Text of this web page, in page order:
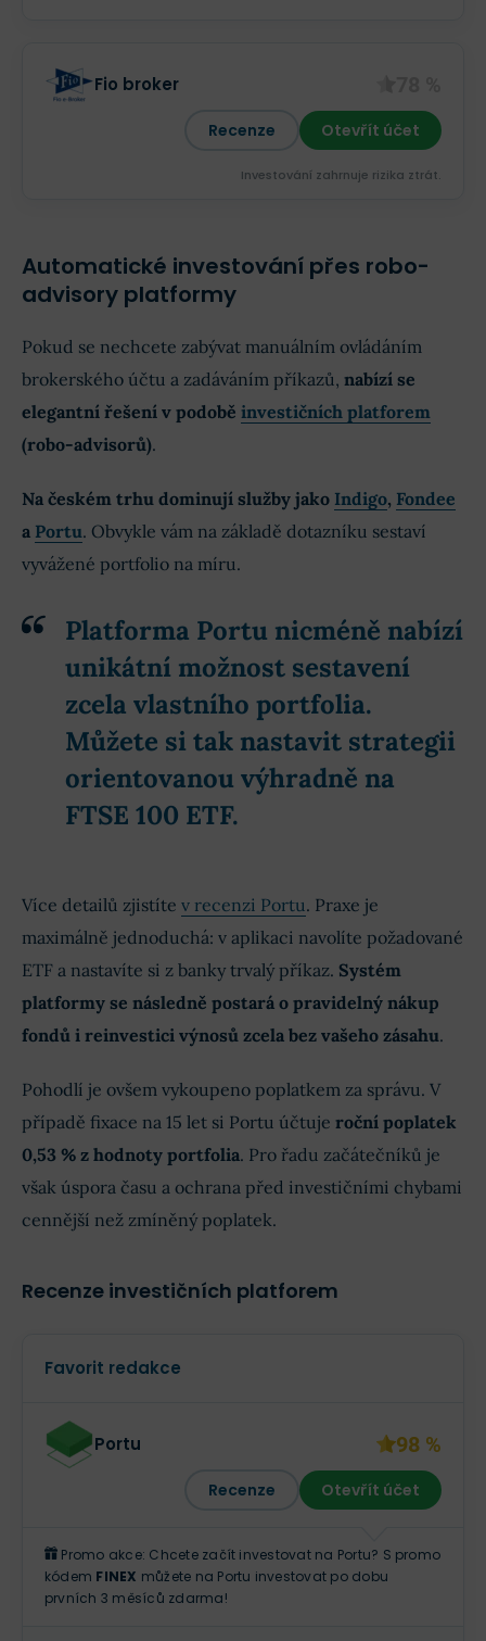
Fio broker
Recenze Otevřít účet
Investování zahrnuje rizika ztrát.‎
Automatické investování přes robo-
advisory platformy
Pokud se nechcete zabývat manuálním ovládáním
brokerského účtu a zadáváním příkazů, nabízí se
elegantní řešení v podobě investičních platforem
(robo-advisorů).
Na českém trhu dominují služby jako Indigo, Fondee
a Portu. Obvykle vám na základě dotazníku sestaví
vyvážené portfolio na míru.
Platforma Portu nicméně nabízí
unikátní možnost sestavení
zcela vlastního portfolia.
Můžete si tak nastavit strategii
orientovanou výhradně na
FTSE 100 ETF.
Více detailů zjistíte v recenzi Portu. Praxe je
maximálně jednoduchá: v aplikaci navolíte požadované
ETF a nastavíte si z banky trvalý příkaz. Systém
platformy se následně postará o pravidelný nákup
fondů i reinvestici výnosů zcela bez vašeho zásahu.
Pohodlí je ovšem vykoupeno poplatkem za správu. V
případě fixace na 15 let si Portu účtuje roční poplatek
0,53 % z hodnoty portfolia. Pro řadu začátečníků je
však úspora času a ochrana před investičními chybami
cennější než zmíněný poplatek.
Recenze investičních platforem
Favorit redakce
Portu 98 %
Recenze Otevřít účet
Promo akce: Chcete začít investovat na Portu? S promo
kódem FINEX můžete na Portu investovat po dobu
prvních 3 měsíců zdarma!